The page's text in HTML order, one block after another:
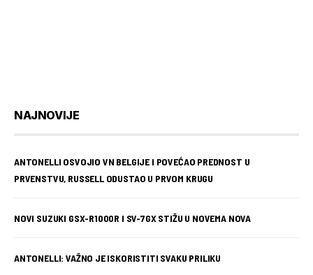
NAJNOVIJE
ANTONELLI OSVOJIO VN BELGIJE I POVEĆAO PREDNOST U
PRVENSTVU, RUSSELL ODUSTAO U PRVOM KRUGU
NOVI SUZUKI GSX-R1000R I SV-7GX STIŽU U NOVEMA NOVA
ANTONELLI: VAŽNO JE ISKORISTITI SVAKU PRILIKU